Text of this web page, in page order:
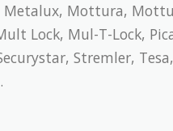
Metalux, Mottura,
Lock, Mul-T-Lock,
Stremler,